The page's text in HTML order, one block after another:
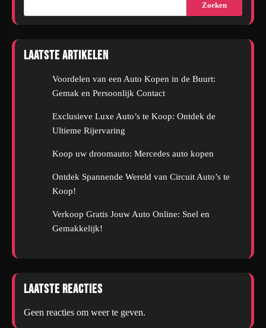
Zoeken
Laatste artikelen
Voordelen van een Auto Kopen in de Buurt:
Gemak en Persoonlijk Contact
Exclusieve Luxe Auto’s te Koop: Ontdek de
Ultieme Rijervaring
Koop uw droomauto: Mercedes auto kopen
Ontdek Spannende Wereld van Circuit Auto’s te
Koop!
Verkoop Gratis Jouw Auto Online: Snel en
Gemakkelijk!
Laatste reacties
Geen reacties om weer te geven.